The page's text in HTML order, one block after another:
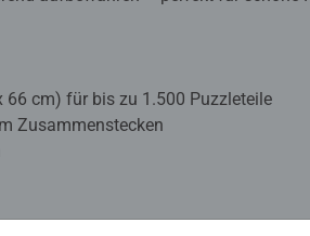
cm) für bis zu 1.500 Puzzleteile
Zusammenstecken